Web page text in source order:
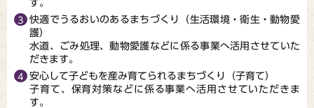
す。
快適でうるおいのあるまちづくり（生活環境・衛生・動物愛
護）
水道、ごみ処理、動物愛護などに係る事業へ活用させていた
だきます。
安心して子どもを産み育てられるまちづくり（子育て）
子育て、保育対策などに係る事業へ活用させていただきま
す。